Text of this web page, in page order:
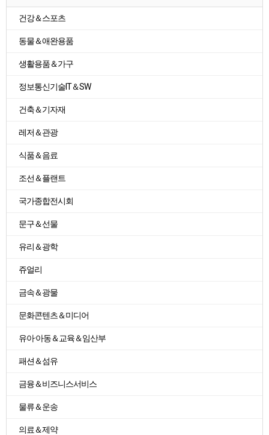
건강＆스포츠
동물＆애완용품
생활용품＆가구
정보통신기술IT＆SW
건축＆기자재
레저＆관광
식품＆음료
조선＆플랜트
국가종합전시회
문구＆선물
유리＆광학
쥬얼리
금속＆광물
문화콘텐츠＆미디어
유아·아동＆교육＆임산부
패션＆섬유
금융＆비즈니스서비스
물류＆운송
의료＆제약